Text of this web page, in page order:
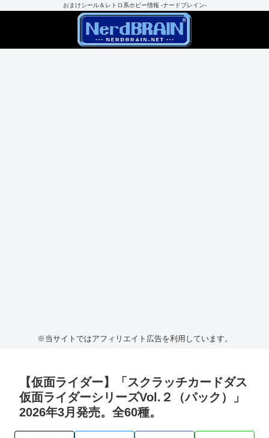
おまけシール＆レトロ系ホビー情報 -ナードブレイン-
※当サイトではアフィリエイト広告を利用しています。
【仮面ライダー】「スクラッチカードダス
仮面ライダーシリーズVol.２（パック）」
2026年3月発売。全60種。